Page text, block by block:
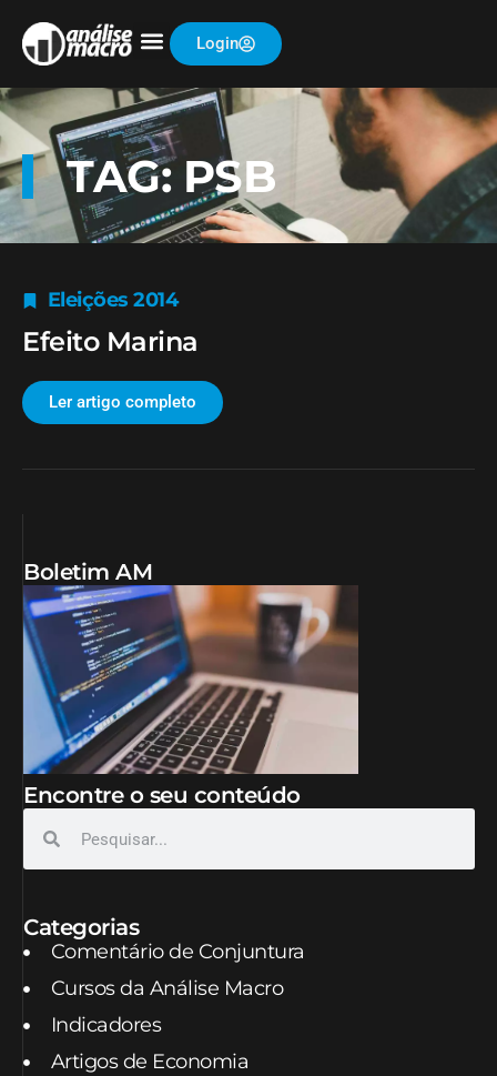
Login
TAG: PSB
Eleições 2014
Efeito Marina
Ler artigo completo
Boletim AM
Encontre o seu conteúdo
Categorias
Comentário de Conjuntura
Cursos da Análise Macro
Indicadores
Artigos de Economia